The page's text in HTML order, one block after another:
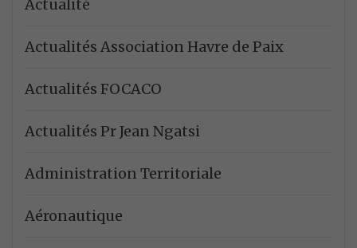
Actualité
Actualités Association Havre de Paix
Actualités FOCACO
Actualités Pr Jean Ngatsi
Administration Territoriale
Aéronautique